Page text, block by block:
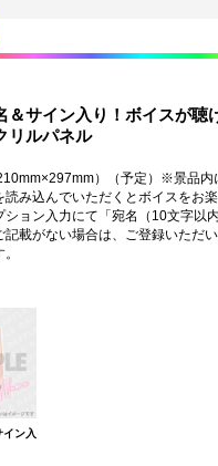
転売行為は禁止しております。
で獲得された動画･画像･ボイス等
著作権を有しております。無断で
作権を侵害する行為は禁止しており
当選者ご本人のみ有効となります
の出品、その他営利目的での転売
合により、一部サイン入り景品が
す。その場合、別のサイン入り景
発生した製品イメージを大きく損
くずなどに関しましては交換対象
以外で景品を購入された場合、弊
景品とサインなし景品は別配送と
天候状況によりくじページに記載
場合がございます。
配送業者から発送させていただく
いただくことができません。
送は対応しておりません。
＆サイン入り！ボイスが聴
リルパネル
）（予定）※景品内
読み込んでいただくとボイスをお
ション入力にて「宛名（10文字以
記載がない場合は、ご登録いただ
イン入